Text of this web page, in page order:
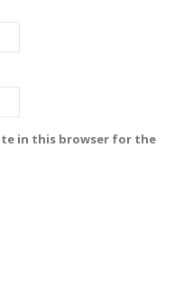
in this browser for the